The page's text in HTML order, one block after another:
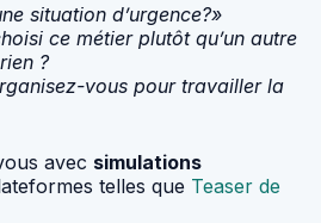
situation d’urgence?»
ce métier plutôt qu’un autre
?
vous pour travailler la
avec simulations
telles que Teaser de